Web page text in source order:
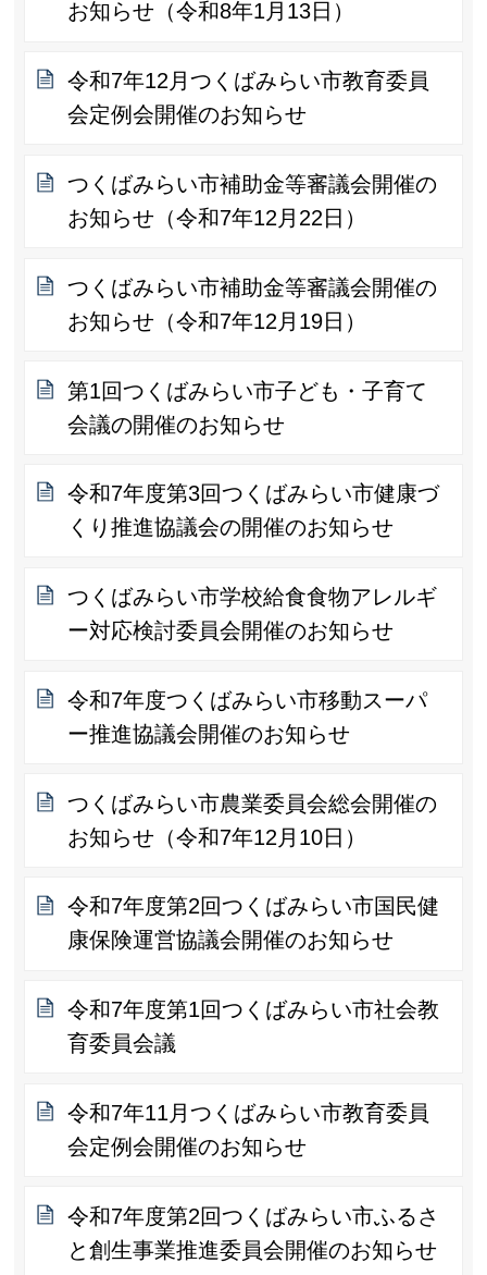
お知らせ（令和8年1月13日）
令和7年12月つくばみらい市教育委員
会定例会開催のお知らせ
つくばみらい市補助金等審議会開催の
お知らせ（令和7年12月22日）
つくばみらい市補助金等審議会開催の
お知らせ（令和7年12月19日）
第1回つくばみらい市子ども・子育て
会議の開催のお知らせ
令和7年度第3回つくばみらい市健康づ
くり推進協議会の開催のお知らせ
つくばみらい市学校給食食物アレルギ
ー対応検討委員会開催のお知らせ
令和7年度つくばみらい市移動スーパ
ー推進協議会開催のお知らせ
つくばみらい市農業委員会総会開催の
お知らせ（令和7年12月10日）
令和7年度第2回つくばみらい市国民健
康保険運営協議会開催のお知らせ
令和7年度第1回つくばみらい市社会教
育委員会議
令和7年11月つくばみらい市教育委員
会定例会開催のお知らせ
令和7年度第2回つくばみらい市ふるさ
と創生事業推進委員会開催のお知らせ